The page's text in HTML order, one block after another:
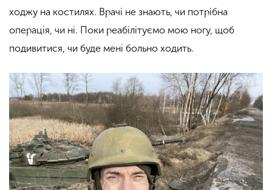
ходжу на костилях. Врачі не знають, чи потрібна
операція, чи ні. Поки реабілітуємо мою ногу, щоб
подивитися, чи буде мені больно ходить.